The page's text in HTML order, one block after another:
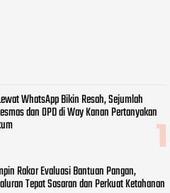
WhatsApp Bikin Resah, Sejumlah
dan OPD di Way Kanan Pertanyakan
Rakor Evaluasi Bantuan Pangan,
Tepat Sasaran dan Perkuat Ketahanan